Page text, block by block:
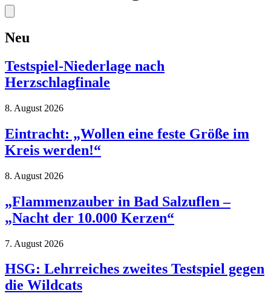
Neu
Testspiel-Niederlage nach
Herzschlagfinale
8. August 2026
Eintracht: „Wollen eine feste Größe im
Kreis werden!“
8. August 2026
„Flammenzauber in Bad Salzuflen –
„Nacht der 10.000 Kerzen“
7. August 2026
HSG: Lehrreiches zweites Testspiel gegen
die Wildcats